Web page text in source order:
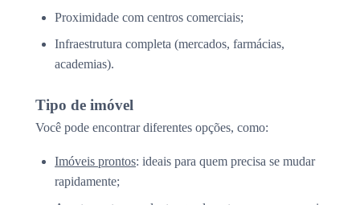
Proximidade com centros comerciais;
Infraestrutura completa (mercados, farmácias,
academias).
Tipo de imóvel
Você pode encontrar diferentes opções, como:
Imóveis prontos: ideais para quem precisa se mudar
rapidamente;